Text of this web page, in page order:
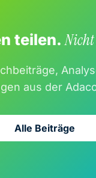
teilen.
aus der
Alle Beiträge